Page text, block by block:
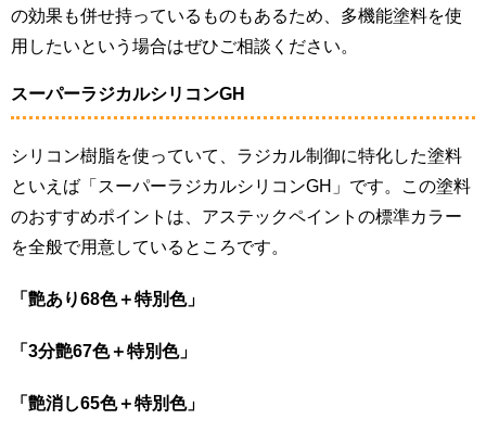
の効果も併せ持っているものもあるため、多機能塗料を使
用したいという場合はぜひご相談ください。
スーパーラジカルシリコンGH
シリコン樹脂を使っていて、ラジカル制御に特化した塗料
といえば「スーパーラジカルシリコンGH」です。この塗料
のおすすめポイントは、アステックペイントの標準カラー
を全般で用意しているところです。
「艶あり68色＋特別色」
「3分艶67色＋特別色」
「艶消し65色＋特別色」